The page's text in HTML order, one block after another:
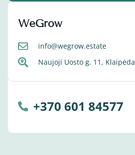
WeGrow
info@wegrow.estate
Naujoji Uosto g. 11, Klaipėda
+370 601 84577